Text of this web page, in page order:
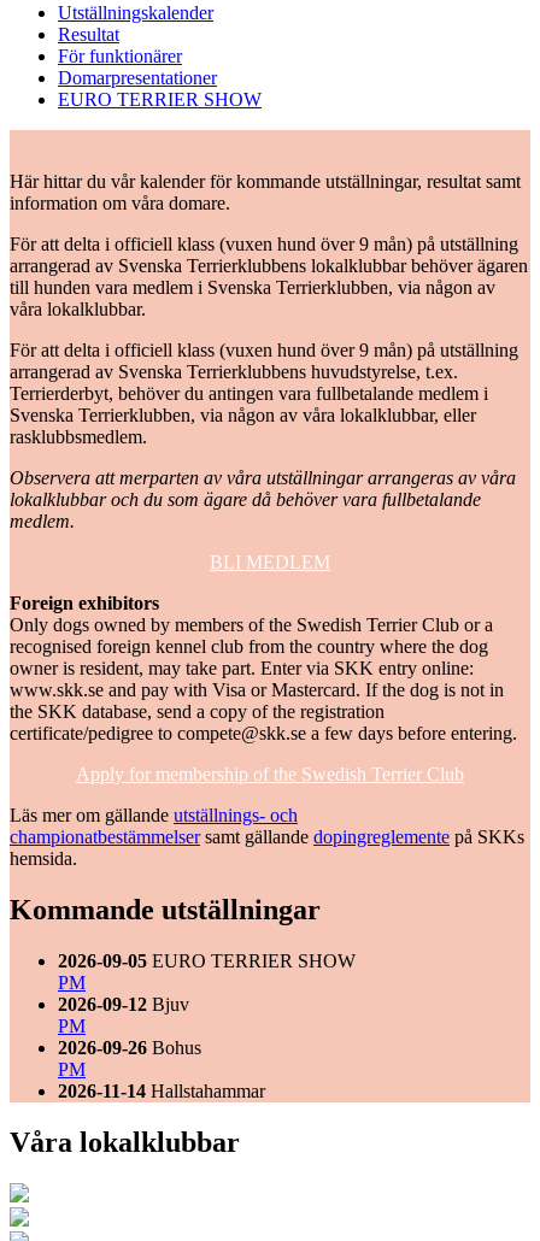
Utställningskalender
Resultat
För funktionärer
Domarpresentationer
EURO TERRIER SHOW
Här hittar du vår kalender för kommande utställningar, resultat samt
information om våra domare.
För att delta i officiell klass (vuxen hund över 9 mån) på utställning
arrangerad av Svenska Terrierklubbens lokalklubbar behöver ägaren
till hunden vara medlem i Svenska Terrierklubben, via någon av
våra lokalklubbar.
För att delta i officiell klass (vuxen hund över 9 mån) på utställning
arrangerad av Svenska Terrierklubbens huvudstyrelse, t.ex.
Terrierderbyt, behöver du antingen vara fullbetalande medlem i
Svenska Terrierklubben, via någon av våra lokalklubbar, eller
rasklubbsmedlem.
Observera att merparten av våra utställningar arrangeras av våra
lokalklubbar och du som ägare då behöver vara fullbetalande
medlem.
BLI MEDLEM
Foreign exhibitors
Only dogs owned by members of the Swedish Terrier Club or a
recognised foreign kennel club from the country where the dog
owner is resident, may take part. Enter via SKK entry online:
www.skk.se and pay with Visa or Mastercard. If the dog is not in
the SKK database, send a copy of the registration
certificate/pedigree to compete@skk.se a few days before entering.
Apply for membership of the Swedish Terrier Club
Läs mer om gällande utställnings- och
championatbestämmelsersamt gällande dopingreglemente på SKKs
hemsida.
Kommande utställningar
2026-09-05 EURO TERRIER SHOW
PM
2026-09-12 Bjuv
PM
2026-09-26 Bohus
PM
2026-11-14 Hallstahammar
Våra lokalklubbar